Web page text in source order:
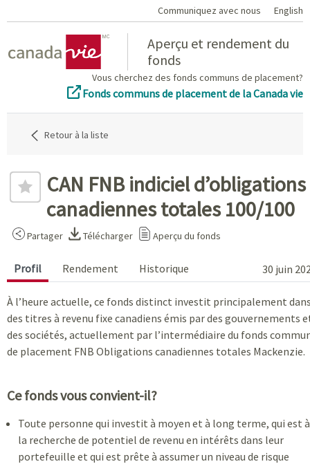
Communiquez avec nous English
Aperçu et rendement du
fonds
Vous cherchez des fonds communs de placement?
Fonds communs de placement de la Canada vie
Retour à la liste
CAN FNB indiciel d’obligations
canadiennes totales 100/100
Partager Télécharger Aperçu du fonds
Profil Rendement Historique 30 juin
À l’heure actuelle, ce fonds distinct investit principalement
des titres à revenu fixe canadiens émis par des gouvernements
des sociétés, actuellement par l’intermédiaire du fonds
de placement FNB Obligations canadiennes totales Mackenzie.
Ce fonds vous convient-il?
Toute personne qui investit à moyen et à long terme, qui est à
la recherche de potentiel de revenu en intérêts dans leur
portefeuille et qui est prête à assumer un niveau de risque